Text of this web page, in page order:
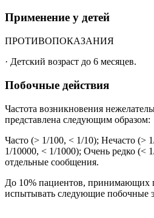
Применение у детей
ПРОТИВОПОКАЗАНИЯ
· Детский возраст до 6 месяцев.
Побочные действия
Частота возникновения
представлена следующим образом:
Часто (> 1/100, < 1/10); Нечасто (>
1/10000, < 1/1000); Очень редко (<
отдельные сообщения.
До 10% пациентов, принимающих
испытывать следующие побочные